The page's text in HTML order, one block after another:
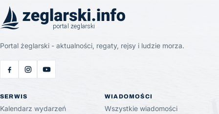
Portal żeglarski - aktualności, regaty, rejsy i ludzie morza.
SERWIS
Kalendarz wydarzeń
WIADOMOŚCI
Wszystkie wiadomości